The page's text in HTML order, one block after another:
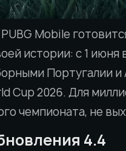
Mobile
истории: с 1
Португалии
Cup 2026. Для
чемпионата, не
4.4